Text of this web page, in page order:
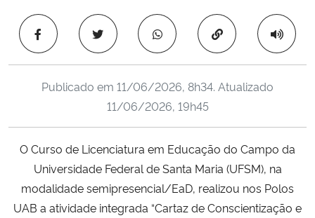
Ministério de Minas e Energia
Ministério da Ciência, Tecnologia, Inovações e Comunicações
Ministério do Desenvolvimento Regional
Controladoria-Geral da União
Copiar para área
Publicado em 11/06/2026, 8h34. Atualizado
11/06/2026, 19h45
O Curso de Licenciatura em Educação do Campo da
Universidade Federal de Santa Maria (UFSM), na
modalidade semipresencial/EaD, realizou nos Polos
UAB a atividade integrada “Cartaz de Conscientização e